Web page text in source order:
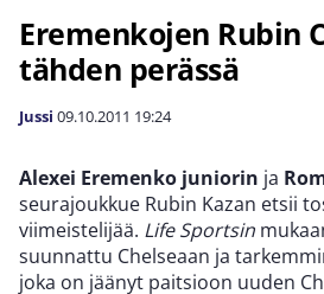
Eremenkojen Rubin
tähden perässä
Jussi 09.10.2011 19:24
Alexei Eremenko juniorin ja
seurajoukkue Rubin Kazan etsii
viimeistelijää. Life Sportsin
suunnattu Chelseaan ja
joka on jäänyt paitsioon uuden